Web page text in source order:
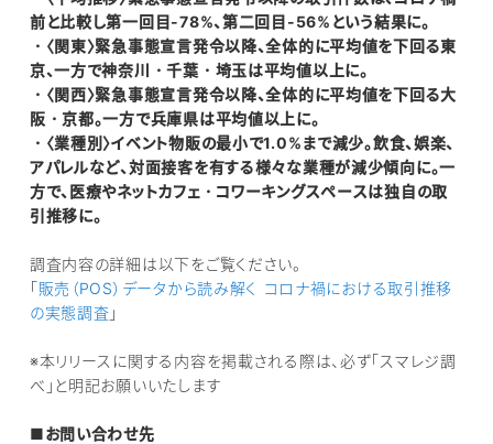
前と比較し第一回目-78%、第二回目-56%という結果に。
・〈関東〉緊急事態宣言発令以降、全体的に平均値を下回る東
京、一方で神奈川・千葉・埼玉は平均値以上に。
・〈関西〉緊急事態宣言発令以降、全体的に平均値を下回る大
阪・京都。一方で兵庫県は平均値以上に。
・〈業種別〉イベント物販の最小で1.0%まで減少。飲食、娯楽、
アパレルなど、対面接客を有する様々な業種が減少傾向に。一
方で、医療やネットカフェ・コワーキングスペースは独自の取
引推移に。
調査内容の詳細は以下をご覧ください。
「販売（POS）データから読み解く コロナ禍における取引推移
の実態調査 」
※本リリースに関する内容を掲載される際は、必ず「スマレジ調
べ」と明記お願いいたします
■お問い合わせ先